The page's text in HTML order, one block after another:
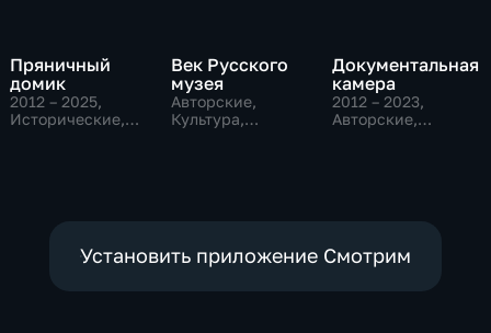
Пряничный
домик
2012 – 2025,
Исторические,
Век Русского
музея
Авторские,
Культура,
Документальная
камера
2012 – 2023,
Авторские,
Установить приложение Смотрим